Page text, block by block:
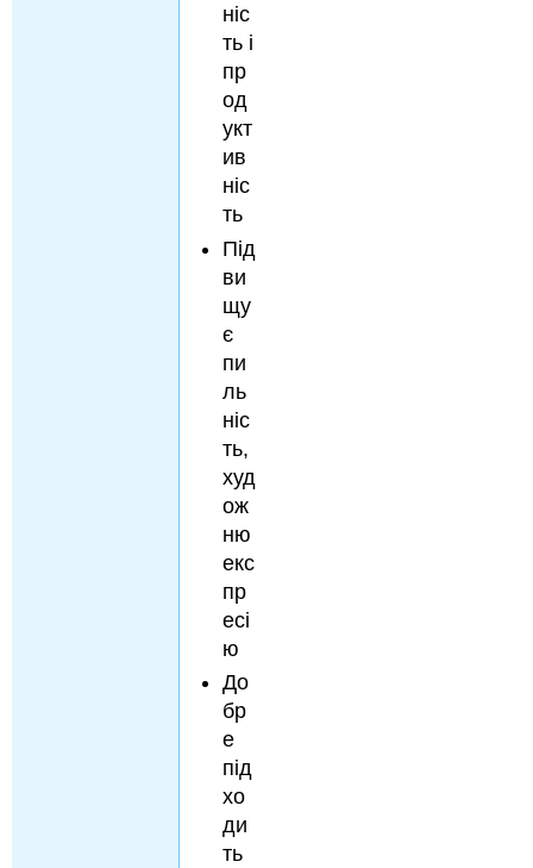
ніс
ть і
пр
од
укт
ив
ніс
ть
Під
ви
щу
є
пи
ль
ніс
ть,
худ
ож
ню
екс
пр
есі
ю
До
бр
е
під
хо
ди
ть